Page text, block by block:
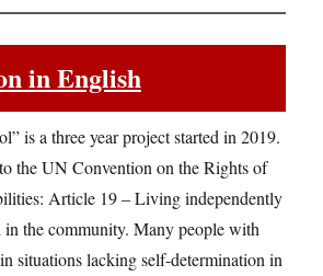
in English
is a three year project started in 2019.
the UN Convention on the Rights of
Article 19 – Living independently
in the community. Many people with
situations lacking self-determination in